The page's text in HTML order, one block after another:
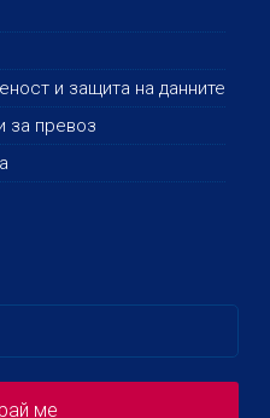
и защита на данните
за превоз